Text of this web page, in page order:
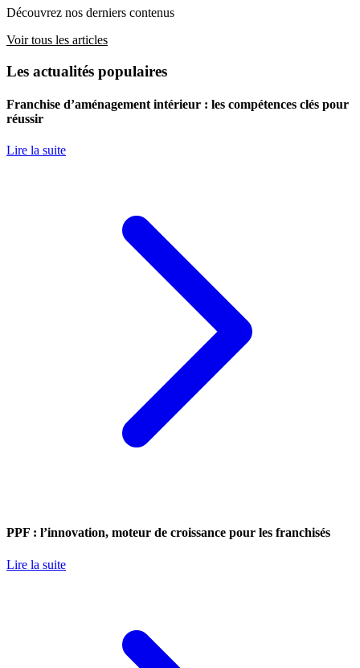
Découvrez nos derniers contenus
Voir tous les articles
Les actualités populaires
Franchise d’aménagement intérieur : les compétences clés pour
réussir
Lire la suite
PPF : l’innovation, moteur de croissance pour les franchisés
Lire la suite